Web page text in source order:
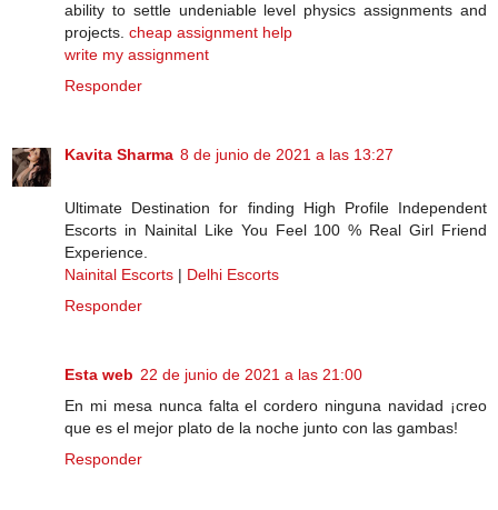
ability to settle undeniable level physics assignments and
projects. cheap assignment help
write my assignment
Responder
Kavita Sharma 8 de junio de 2021 a las 13:27
Ultimate Destination for finding High Profile Independent
Escorts in Nainital Like You Feel 100 % Real Girl Friend
Experience.
Nainital Escorts | Delhi Escorts
Responder
Esta web 22 de junio de 2021 a las 21:00
En mi mesa nunca falta el cordero ninguna navidad ¡creo
que es el mejor plato de la noche junto con las gambas!
Responder